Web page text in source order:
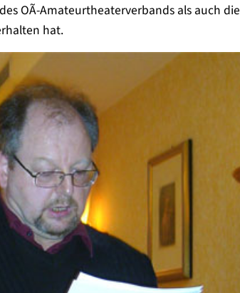
OÃ-Amateurtheaterverbands als auch die
hat.